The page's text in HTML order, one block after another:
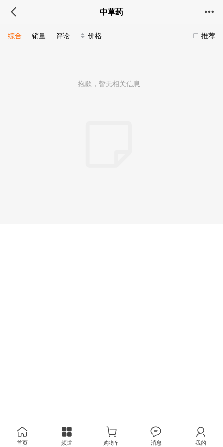
中草药
推荐
综合 销量 评论 价格
抱歉，暂无相关信息
首页 频道 购物车 消息 我的